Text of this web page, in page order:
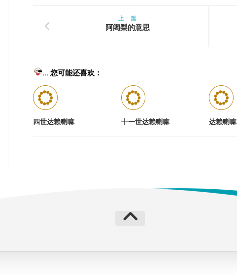
上一篇
阿阇梨的意思
... 您可能还喜欢：
四世达赖喇嘛 十一世达赖喇嘛 达赖喇嘛